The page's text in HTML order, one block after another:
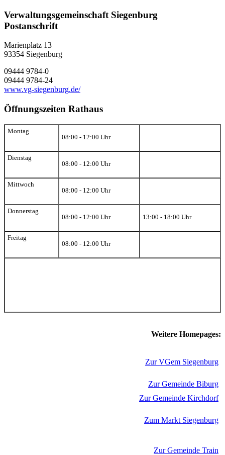
Verwaltungsgemeinschaft Siegenburg
Postanschrift
Marienplatz 13
93354 Siegenburg
09444 9784-0
09444 9784-24
www.vg-siegenburg.de/
Öffnungszeiten Rathaus
Montag
08:00 - 12:00 Uhr
Dienstag
08:00 - 12:00 Uhr
Mittwoch
08:00 - 12:00 Uhr
Donnerstag
08:00 - 12:00 Uhr
13:00 - 18:00 Uhr
Freitag
08:00 - 12:00 Uhr
Weitere Homepages:
Zur VGem Siegenburg
Zur Gemeinde Biburg
Zur Gemeinde Kirchdorf
Zum Markt Siegenburg
Zur Gemeinde Train